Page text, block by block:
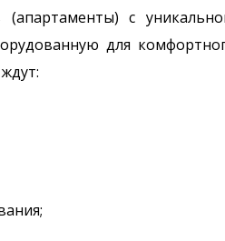
(апартаменты) с
для